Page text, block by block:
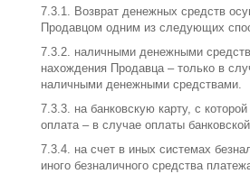
7.3.1. Возврат денежных средств
Продавцом одним из следующих
7.3.2. наличными денежными
нахождения Продавца – только в
наличными денежными средствами.
7.3.3. на банковскую карту, с
оплата – в случае оплаты
7.3.4. на счет в иных системах
иного безналичного средства